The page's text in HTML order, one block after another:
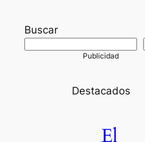
Buscar
Destacados
El